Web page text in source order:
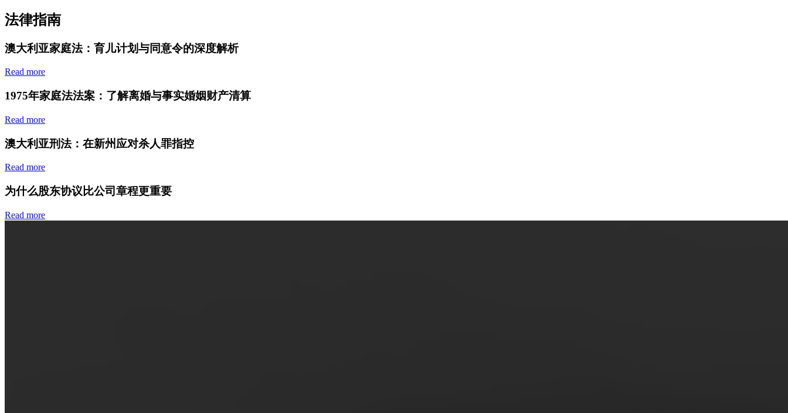
法律指南
澳大利亚家庭法：育儿计划与同意令的深度解析
Read more
1975年家庭法法案：了解离婚与事实婚姻财产清算
Read more
澳大利亚刑法：在新州应对杀人罪指控
Read more
为什么股东协议比公司章程更重要
Read more